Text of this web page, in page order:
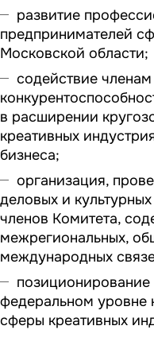
развитие
предпринимателей
Московской области;
содействие
в расширении
креативных
бизнеса;
организация,
деловых и
членов Комитета,
межрегиональных,
международных
федеральном уровне
сферы креативных